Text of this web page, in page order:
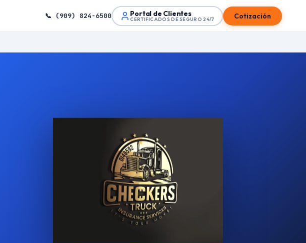
📞 (909) 824-6500 Portal de Clientes
CERTIFICADOS DE SEGURO 24/7 Cotización